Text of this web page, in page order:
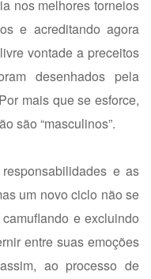
nos melhores torneios
e acreditando agora
vontade a preceitos
desenhados pela
mais que se esforce,
são “masculinos”.
e as
um novo ciclo não se
e excluindo
entre suas emoções
ao processo de